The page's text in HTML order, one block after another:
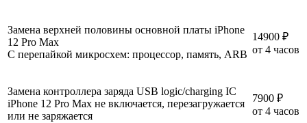
Замена верхней половины основной платы iPhone
12 Pro Max
С перепайкой микросхем: процессор, память, ARB
14900 ₽
от 4 часов
Замена контроллера заряда USB logic/charging IC
iPhone 12 Pro Max не включается, перезагружается
или не заряжается
7900 ₽
от 4 часов